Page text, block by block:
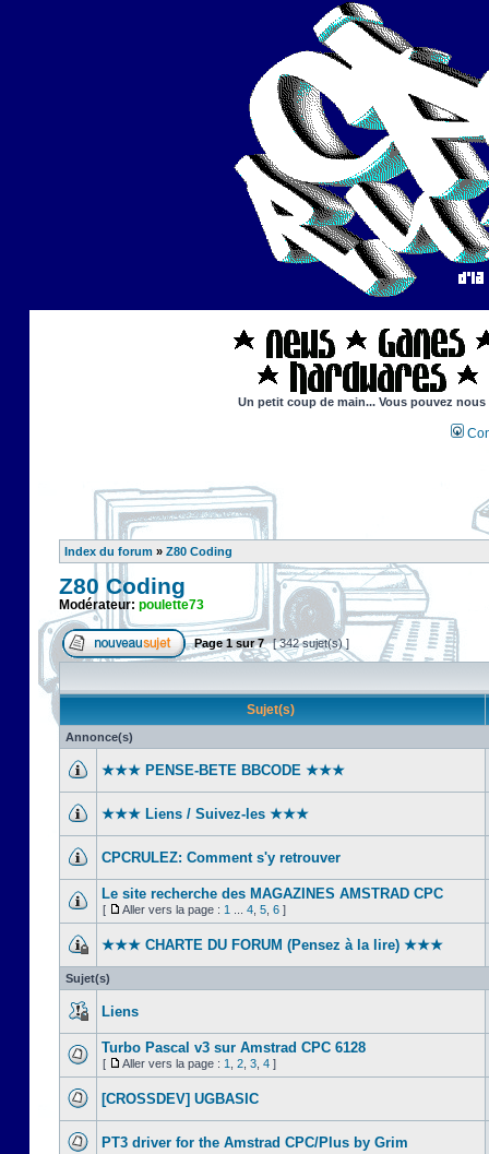
Un petit coup de main... Vous pouvez
Index du forum » Z80 Coding
Z80 Coding
Modérateur: poulette73
Page1sur7 [ 342 sujet(s) ]
Sujet(s)
Annonce(s)
★★★ PENSE-BETE BBCODE ★★★
★★★ Liens / Suivez-les ★★★
CPCRULEZ: Comment s'y retrouver‎
Le site recherche des MAGAZINES AMSTRAD CPC
[ Aller vers la page : 1 4 5 6 ]
★★★ CHARTE DU FORUM (Pensez à la lire) ★★★
Sujet(s)
Liens
Turbo Pascal v3 sur Amstrad CPC 6128
[ Aller vers la page : 1 2 3 4 ]
[CROSSDEV] UGBASIC
PT3 driver for the Amstrad CPC/Plus by Grim